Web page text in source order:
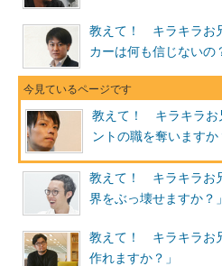
島田さんにとって良かったことの
ぶだけでなく実践する経験を積め
の授業では「文体から著者を予測
んだ。大学院時代の経験は、
いヒントになった。
一昔前
教えて！ キラキラお
カーは何も信じないの
教えて！ キラキラお
ントの職を奪いますか
教えて！ キラキラお
界をぶっ壊せますか？」
教えて！ キラキラお
作れますか？」